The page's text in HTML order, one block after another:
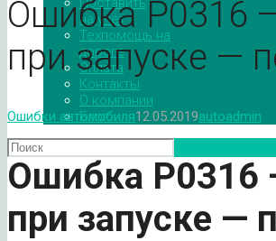
на учет
Техпомощь на
дороге
Оплата
Контакты
О компании
Блог
Ошибка P0316
при запуске —
Ошибки автомобиля12.05.2019autoadmin
Ошибка P0316
при запуске —